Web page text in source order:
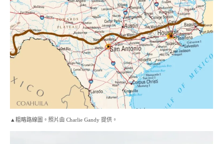
▲粗略路線圖。照片由 Charlie Gandy 提供。